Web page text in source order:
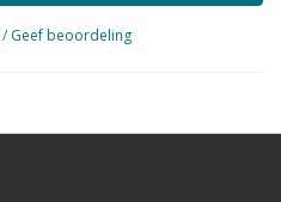
/ Geef beoordeling